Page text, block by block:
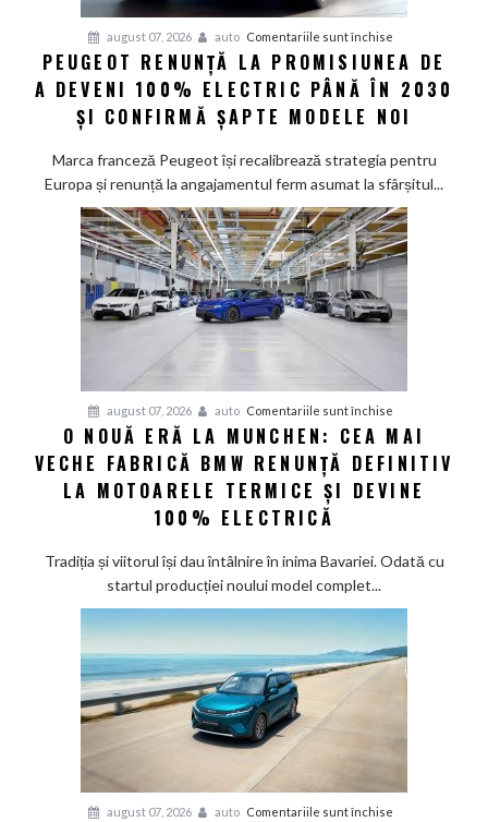
august 07, 2026 auto Comentariile sunt închise
Peugeot
renunță
la
a
100%
electric
până
2030
șapte
noi
PEUGEOT RENUNȚĂ LA PROMISIUNEA DE
A DEVENI 100% ELECTRIC PÂNĂ ÎN 2030
ȘI CONFIRMĂ ȘAPTE MODELE NOI
Marca franceză Peugeot își recalibrează strategia pentru
Europa și renunță la angajamentul ferm asumat la sfârșitul...
august 07, 2026 auto Comentariile sunt închise
O
nouă
eră
BMW
renunță
și
O NOUĂ ERĂ LA MUNCHEN: CEA MAI
VECHE FABRICĂ BMW RENUNȚĂ DEFINITIV
LA MOTOARELE TERMICE ȘI DEVINE
100% ELECTRICĂ
Tradiția și viitorul își dau întâlnire în inima Bavariei. Odată cu
startul producției noului model complet...
august 07, 2026 auto Comentariile sunt închise